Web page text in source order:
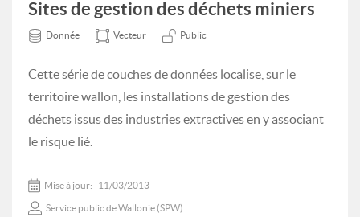
Sites de gestion des déchets miniers
Donnée Vecteur Public
Cette série de couches de données localise, sur le
territoire wallon, les installations de gestion des
déchets issus des industries extractives en y associant
le risque lié.
Mise à jour: 11/03/2013
Service public de Wallonie (SPW)